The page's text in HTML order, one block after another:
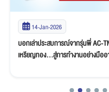
14-Jan-2026
บอกเล่าประสบการณ์จากรุ่นพี่ AC-
เหรียญทอง…สู่การทำงานอย่างมือ